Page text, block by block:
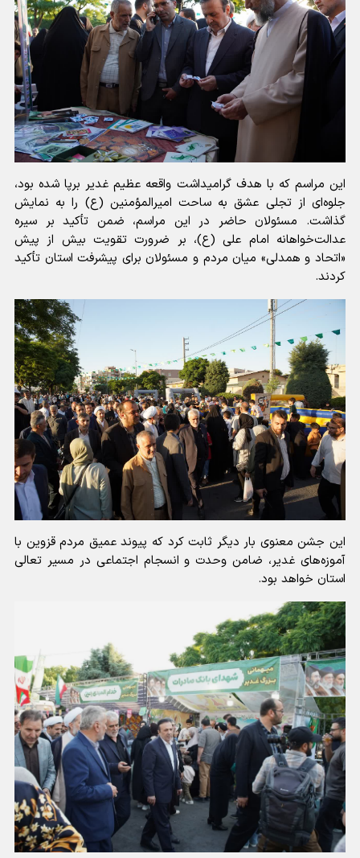
این مراسم که با هدف گرامیداشت واقعه عظیم غدیر برپا شده بود،
جلوه‌ای از تجلی عشق به ساحت امیرالمؤمنین (ع) را به نمایش
گذاشت. مسئولان حاضر در این مراسم، ضمن تأکید بر سیره
عدالت‌خواهانه امام علی (ع)، بر ضرورت تقویت بیش از پیش
«اتحاد و همدلی» میان مردم و مسئولان برای پیشرفت استان تأکید
کردند.
این جشن معنوی بار دیگر ثابت کرد که پیوند عمیق مردم قزوین با
آموزه‌های غدیر، ضامن وحدت و انسجام اجتماعی در مسیر تعالی
استان خواهد بود.